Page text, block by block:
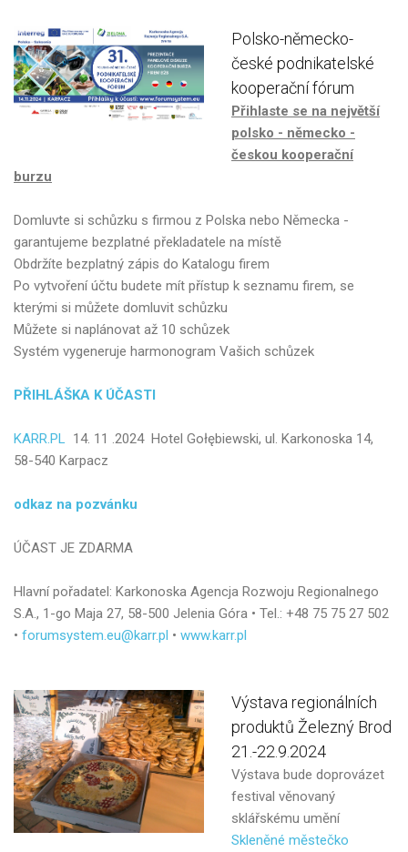
Polsko-německo-
české podnikatelské
kooperačnífórum
Přihlaste se na největší
polsko - německo -
českou kooperační
burzu
Domluvte si schůzku s firmou z Polska nebo Německa -
garantujeme bezplatné překladatele na místě
Obdržíte bezplatný zápis do Katalogu firem
Po vytvoření účtu budete mít přístup k seznamu firem, se
kterými si můžete domluvit schůzku
Můžete si naplánovat až 10 schůzek
Systém vygeneruje harmonogram Vašich schůzek
PŘIHLÁŠKA K ÚČASTI
KARR.PL 14. 11 .2024 Hotel Gołębiewski, ul. Karkonoska 14,
58-540 Karpacz
odkaz na pozvánku
ÚČAST JE ZDARMA
Hlavní pořadatel: Karkonoska Agencja Rozwoju Regionalnego
S.A., 1-go Maja 27, 58-500 Jelenia Góra • Tel.: +48 75 75 27 502
• forumsystem.eu@karr.pl • www.karr.pl
Výstava regionálních
produktů Železný Brod
21.-22.9.2024
Výstava bude doprovázet
festival věnovaný
sklářskému umění
Skleněné městečko